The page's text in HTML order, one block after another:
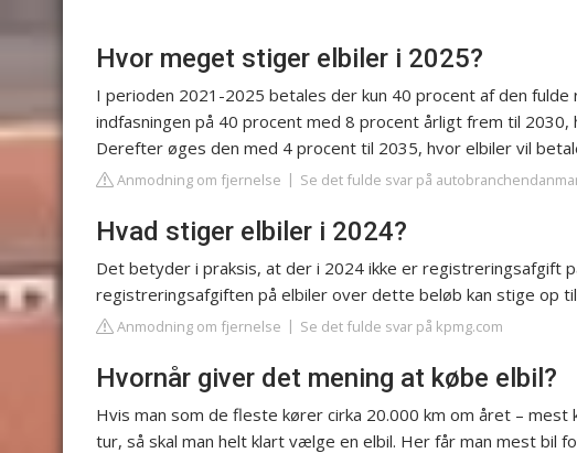
Hvor meget stiger elbiler i 2025?
I perioden 2021-2025 betales der kun 40 procent af den
indfasningen på 40 procent med 8 procent årligt frem til
Derefter øges den med 4 procent til 2035, hvor elbiler vil
Anmodning om fjernelse Se det fulde svar på
Hvad stiger elbiler i 2024?
Det betyder i praksis, at der i 2024 ikke er registreringsafgift
registreringsafgiften på elbiler over dette beløb kan stige op
Anmodning om fjernelse Se det fulde svar på kpmg.com
Hvornår giver det mening at købe elbil?
Hvis man som de fleste kører cirka 20.000 km om året –
tur, så skal man helt klart vælge en elbil. Her får man mest bil